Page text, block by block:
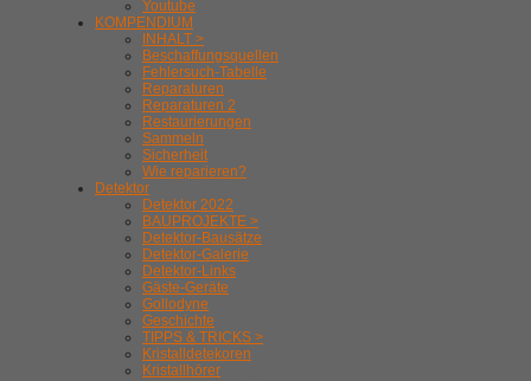
Youtube
KOMPENDIUM
INHALT >
Beschaffungsquellen
Fehlersuch-Tabelle
Reparaturen
Reparaturen 2
Restaurierungen
Sammeln
Sicherheit
Wie reparieren?
Detektor
Detektor 2022
BAUPROJEKTE >
Detektor-Bausätze
Detektor-Galerie
Detektor-Links
Gäste-Geräte
Gollodyne
Geschichte
TIPPS & TRICKS >
Kristalldetekoren
Kristallhörer